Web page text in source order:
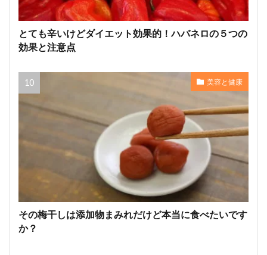
とても辛いけどダイエット効果的！ハバネロの５つの
効果と注意点
美容と健康
その梅干しは添加物まみれだけど本当に食べたいです
か？